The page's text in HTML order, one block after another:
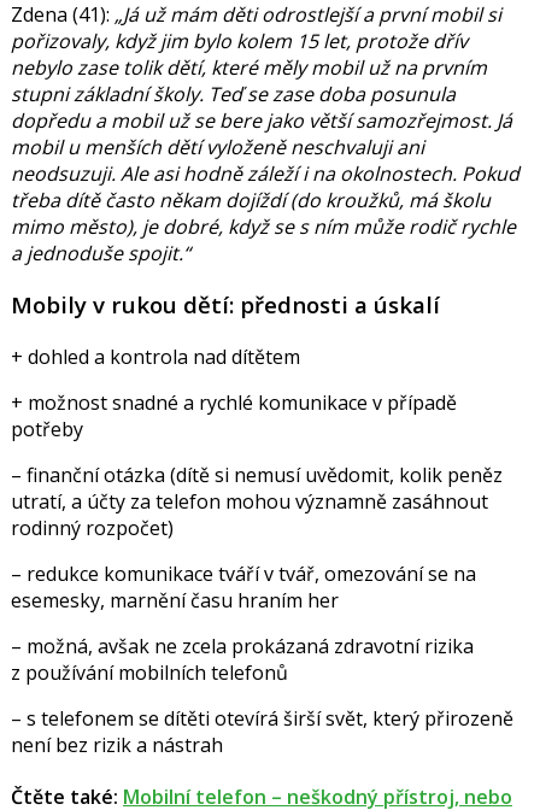
Zdena (41): „Já už mám děti odrostlejší a první mobil si
pořizovaly, když jim bylo kolem 15 let, protože dřív
nebylo zase tolik dětí, které měly mobil už na prvním
stupni základní školy. Teď se zase doba posunula
dopředu a mobil už se bere jako větší samozřejmost. Já
mobil u menších dětí vyloženě neschvaluji ani
neodsuzuji. Ale asi hodně záleží i na okolnostech. Pokud
třeba dítě často někam dojíždí (do kroužků, má školu
mimo město), je dobré, když se s ním může rodič rychle
a jednoduše spojit.“
Mobily v rukou dětí: přednosti a úskalí
+ dohled a kontrola nad dítětem
+ možnost snadné a rychlé komunikace v případě
potřeby
– finanční otázka (dítě si nemusí uvědomit, kolik peněz
utratí, a účty za telefon mohou významně zasáhnout
rodinný rozpočet)
– redukce komunikace tváří v tvář, omezování se na
esemesky, marnění času hraním her
– možná, avšak ne zcela prokázaná zdravotní rizika
z používání mobilních telefonů
– s telefonem se dítěti otevírá širší svět, který přirozeně
není bez rizik a nástrah
Čtěte také: Mobilní telefon – neškodný přístroj, nebo